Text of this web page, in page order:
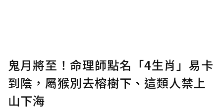
確認送出
鬼月將至！命理師點名「4生肖」易卡
到陰，屬猴別去榕樹下、這類人禁上
山下海